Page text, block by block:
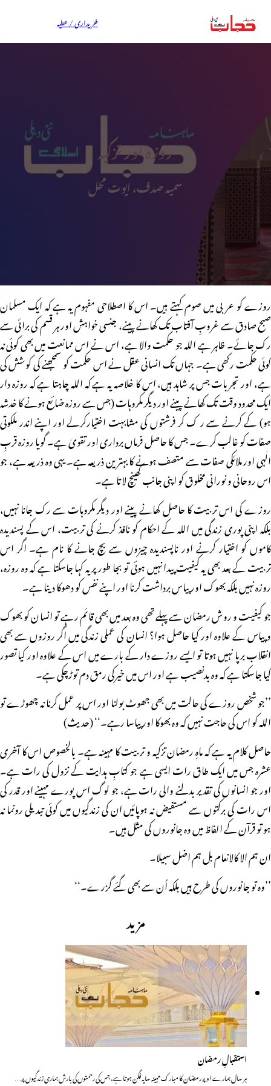
خریداری / عطیہ
روزہ اور تزکیہ
سمیہ صدف، ایوت محل
روزے کو عربی میں صوم کہتے ہیں۔ اس کا اصطلاحی مفہوم یہ ہے کہ ایک مسلمان
صبح صادق سے غروبِ آفتاب تک کھانے پینے، جنسی خواہش اور ہر قسم کی برائی سے
رک جائے۔ ظاہر ہے اللہ جو حکمت والا ہے، اس نے اس ممانعت میں بھی کوئی نہ
کوئی حکمت رکھی ہے۔ جہاں تک انسانی عقل نے اس حکمت کو سمجھنے کی کوشش کی
ہے، اور تجربات جس پر شاہد ہیں، اس کا خلاصہ یہ ہے کہ اللہ چاہتا ہے کہ روزہ دار
ایک محدود وقت تک کھانے پینے اور دیگر مکروہات (جس سے روزہ ضائع ہونے کا خدشہ
ہو) کے کرنے سے ر ک کر فرشتوں کی مشابہت اختیارکرلے اور اپنے اندر ملکوتی
صفات کو غالب کرے۔ جس کا حاصل فرماں برداری اور تقویٰ ہے۔ گویا روزہ قربِ
الٰہی اور ملائکی صفات سے متصف ہونے کا بہترین ذریعہ ہے۔ یہی وہ ذریعہ ہے، جو
اس روحانی و نورانی مخلوق کو اپنی جانب کھینچ لاتا ہے۔
روزے کی اس تربیت کا حاصل کھانے پینے اور دیگر مکروہات سے رک جانا نہیں،
بلکہ اپنی پوری زندگی میں اللہ کے احکام کو نافذ کرنے کی تربیت، اس کے پسندیدہ
کاموں کو اختیار کرنے اور ناپسندیدہ چیزوں سے بچ جانے کا نام ہے۔ اگر اس
تربیت کے بعد بھی یہ کیفیت پیدا نہیں ہوئی تو بجا طور پر یہ کہا جاسکتا ہے کہ وہ روزہ،
روزہ نہیں بلکہ بھوک اور پیاس برداشت کرنا اور اپنے نفس کو دھوکا دینا ہے۔
جو کیفیت و روش رمضان سے پہلے تھی وہ بعد میں بھی قائم رہے تو انسان کو بھوک
و پیاس کے علاوہ اور کیا حاصل ہوا؟ انسان کی عملی زندگی میں اگر روزوں سے بھی
انقلاب برپا نہیں ہوتا تو ایسے روزے دار کے بارے میں اس کے علاوہ اور کیا تصور
کیا جاسکتا ہے کہ وہ بدنصیب ہے اور اس میں خیرکی رمق دم توڑچکی ہے۔
’’جو شخص روزے کی حالت میں بھی جھوٹ بولنا اور اس پر عمل کرنا نہ چھوڑے تو
اللہ کو اس کی حاجت نہیں کہ وہ بھوکا اور پیاسا رہے۔‘‘ (حدیث)
حاصل کلام یہ ہے کہ ماہِ رمضان تزکیہ و تربیت کا مہینہ ہے۔ بالخصوص اس کا آخری
عشرہ جس میں ایک طاق رات ایسی ہے جو کتابِ ہدایت کے نزول کی رات ہے۔
اور جو انسانوں کی تقدیر بدلنے والی رات ہے، جو لوگ اس پورے مہینے اور قدر کی
اس رات کی برکتوں سے مستفیض نہ ہوپائیں ان کی زندگیوں میں کوئی تبدیلی رونما نہ
ہو تو قرآن کے الفاظ میں وہ جانوروں کی مثل ہیں۔
ان ہم الا کالانعام بل ہم اضل سبیلا۔
’’وہ تو جانوروں کی طرح ہیں بلکہ اُن سے بھی گئے گزرے۔‘‘
مزید
استقبالِ رمضان
ہر سال ہمارے اوپر رمضان کا مبارک مہینہ سایہ فگن ہوتا ہے، جس کی رحمتوں کی بارش ہماری زندگیوں پر…